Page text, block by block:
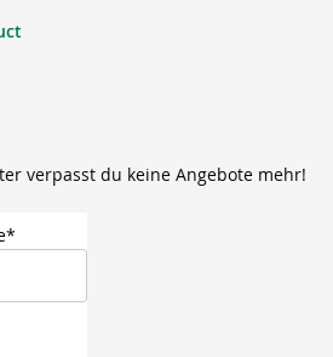
verpasst du keine Angebote mehr!